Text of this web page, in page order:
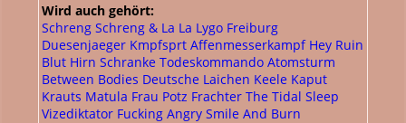
Wird auch gehört:
Schreng Schreng & La La Lygo Freiburg
Duesenjaeger Kmpfsprt Affenmesserkampf Hey Ruin
Blut Hirn Schranke Todeskommando Atomsturm
Between Bodies Deutsche Laichen Keele Kaput
Krauts Matula Frau Potz Frachter The Tidal Sleep
Vizediktator Fucking Angry Smile And Burn